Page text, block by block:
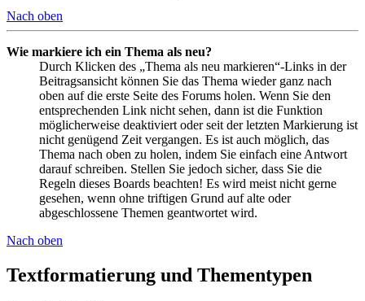
Nach oben
Wie markiere ich ein Thema als neu?
Durch Klicken des „Thema als neu markieren“-Links in der
Beitragsansicht können Sie das Thema wieder ganz nach
oben auf die erste Seite des Forums holen. Wenn Sie den
entsprechenden Link nicht sehen, dann ist die Funktion
möglicherweise deaktiviert oder seit der letzten Markierung ist
nicht genügend Zeit vergangen. Es ist auch möglich, das
Thema nach oben zu holen, indem Sie einfach eine Antwort
darauf schreiben. Stellen Sie jedoch sicher, dass Sie die
Regeln dieses Boards beachten! Es wird meist nicht gerne
gesehen, wenn ohne triftigen Grund auf alte oder
abgeschlossene Themen geantwortet wird.
Nach oben
Textformatierung und Thementypen